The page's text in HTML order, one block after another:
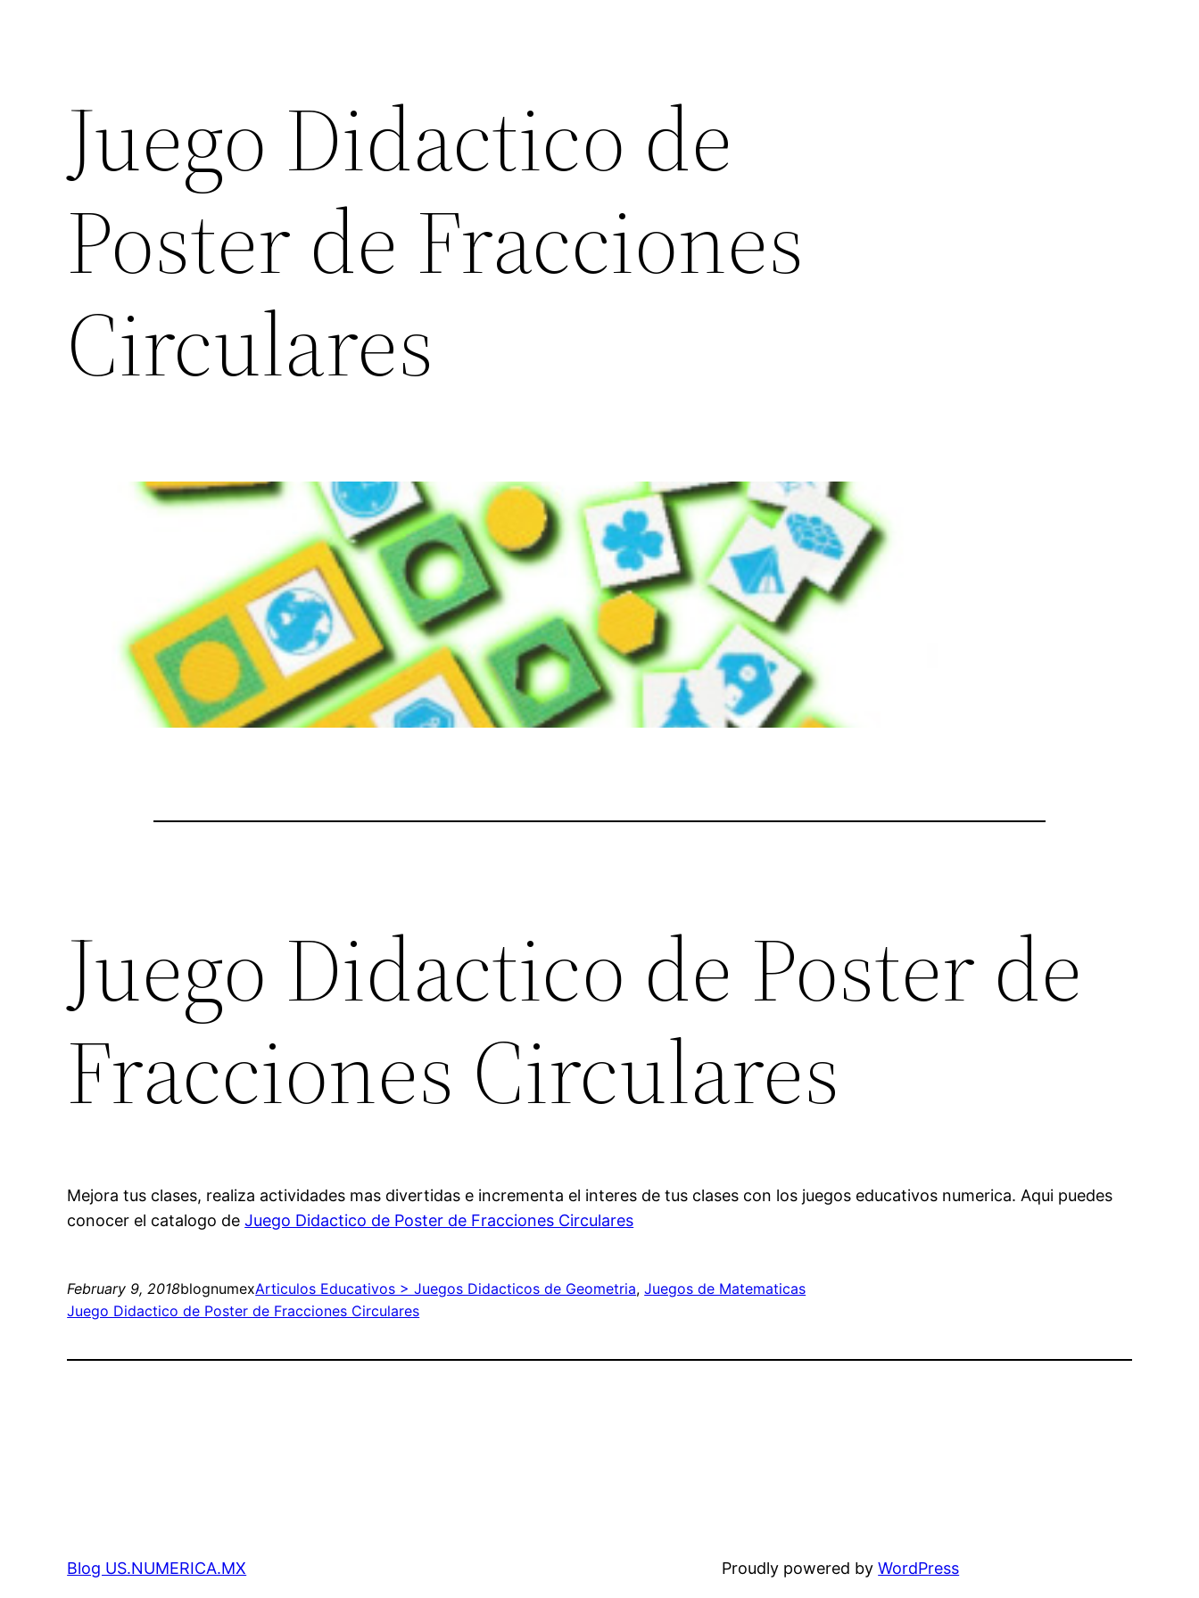
Juego Didactico de
Poster de Fracciones
Circulares
Juego Didactico de Poster de
Fracciones Circulares
Mejora tus clases, realiza actividades mas divertidas e incrementa el interes de tus clases con los juegos educativos numerica. Aqui puedes
conocer el catalogo deJuego Didactico de Poster de Fracciones Circulares
February 9, 2018blognumexArticulos Educativos > Juegos Didacticos de Geometria, Juegos de Matematicas
Juego Didactico de Poster de Fracciones Circulares
Blog US.NUMERICA.MX Proudly powered byWordPress